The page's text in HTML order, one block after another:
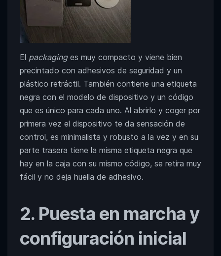
El packaginges muy compacto y viene bien
precintado con adhesivos de seguridad y un
plástico retráctil. También contiene una etiqueta
negra con el modelo de dispositivo y un código
que es único para cada uno. Al abrirlo y coger por
primera vez el dispositivo te da sensación de
control, es minimalista y robusto a la vez y en su
parte trasera tiene la misma etiqueta negra que
hay en la caja con su mismo código, se retira muy
fácil y no deja huella de adhesivo.
2. Puesta en marcha y
configuración inicial